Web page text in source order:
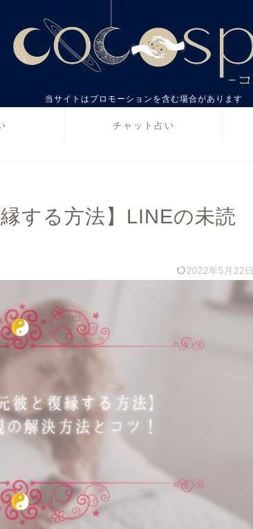
当サイトはプロモーションを含む場合があります
チャット占い
する方法】LINEの未読
2022年5月22日